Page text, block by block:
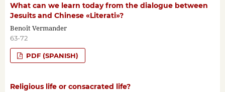
What can we learn today from the dialogue between
Jesuits and Chinese «Literati»?
Benoît Vermander
63-72
PDF (SPANISH)
Religious life or consacrated life?